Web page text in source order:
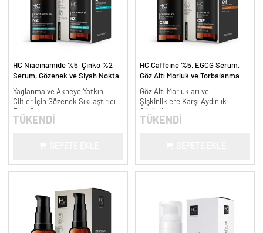
HC Niacinamide %5, Çinko %2
Serum, Gözenek ve Siyah Nokta
30 ml.
Yağlanma ve Akneye Yatkın
Ciltler İçin Gözenek Sıkılaştırıcı
TÜKENDİ
HC Caffeine %5, EGCG Serum,
Göz Altı Morluk ve Torbalanma
Göz Altı Morlukları ve
Şişkinliklere Karşı Aydınlık
TÜKENDİ